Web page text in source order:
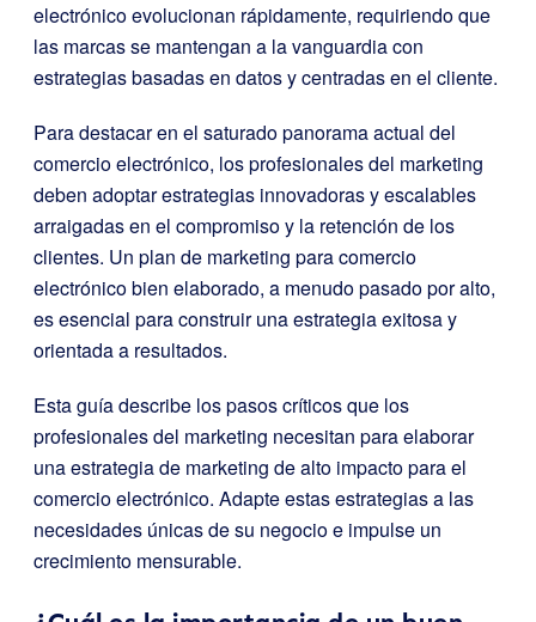
electrónico evolucionan rápidamente, requiriendo que
las marcas se mantengan a la vanguardia con
estrategias basadas en datos y centradas en el cliente.
Para destacar en el saturado panorama actual del
comercio electrónico, los profesionales del marketing
deben adoptar estrategias innovadoras y escalables
arraigadas en el compromiso y la retención de los
clientes. Un plan de marketing para comercio
electrónico bien elaborado, a menudo pasado por alto,
es esencial para construir una estrategia exitosa y
orientada a resultados.
Esta guía describe los pasos críticos que los
profesionales del marketing necesitan para elaborar
una estrategia de marketing de alto impacto para el
comercio electrónico. Adapte estas estrategias a las
necesidades únicas de su negocio e impulse un
crecimiento mensurable.